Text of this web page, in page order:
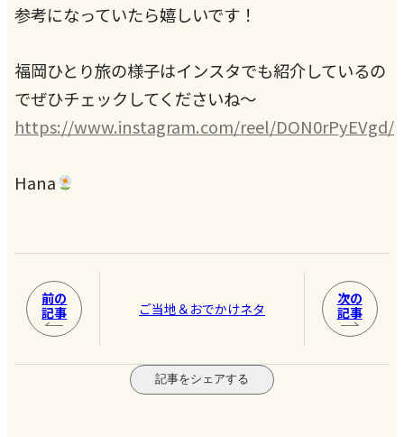
参考になっていたら嬉しいです！
福岡ひとり旅の様子はインスタでも紹介しているの
でぜひチェックしてくださいね〜
https://www.instagram.com/reel/DON0rPyEVgd/
Hana
前の
記事
ご当地＆おでかけネタ
次の
記事
記事をシェアする